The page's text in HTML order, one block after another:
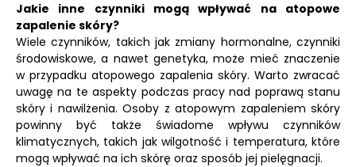
Jakie inne czynniki mogą wpływać na atopowe
zapalenie skóry?
Wiele czynników, takich jak zmiany hormonalne, czynniki
środowiskowe, a nawet genetyka, może mieć znaczenie
w przypadku atopowego zapalenia skóry. Warto zwracać
uwagę na te aspekty podczas pracy nad poprawą stanu
skóry i nawilżenia. Osoby z atopowym zapaleniem skóry
powinny być także świadome wpływu czynników
klimatycznych, takich jak wilgotność i temperatura, które
mogą wpływać na ich skórę oraz sposób jej pielęgnacji.